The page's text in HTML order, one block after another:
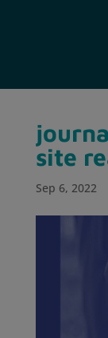
site
Sep 6, 2022